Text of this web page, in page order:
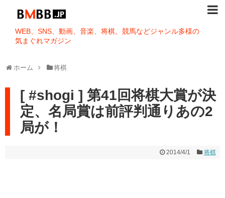
WEB、SNS、動画、音楽、将棋、競馬などジャンル多様の
気まぐれマガジン
ホーム 将棋
[ #shogi ] 第41回将棋大賞が決
定、名局賞は前評判通りあの2
局が！
2014/4/1 将棋